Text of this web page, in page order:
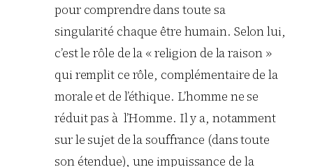
pour comprendre dans toute sa
singularité chaque être humain. Selon lui,
c’est le rôle de la « religion de la raison »
qui remplit ce rôle, complémentaire de la
morale et de l’éthique. L’homme ne se
réduit pas à l’Homme. Il y a, notamment
sur le sujet de la souffrance (dans toute
son étendue), une impuissance de la